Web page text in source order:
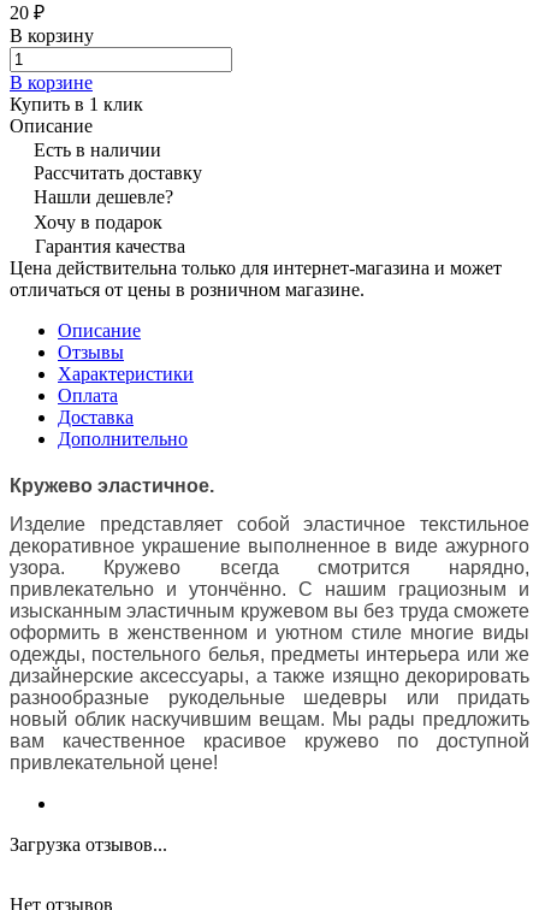
20 ₽
В корзину
В корзине
Купить в 1 клик
Описание
Есть в наличии
Рассчитать доставку
Нашли дешевле?
Хочу в подарок
Гарантия качества
Цена действительна только для интернет-магазина и может
отличаться от цены в розничном магазине.
Описание
Отзывы
Характеристики
Оплата
Доставка
Дополнительно
Кружево эластичное.
Изделие представляет собой эластичное текстильное
декоративное украшение выполненное в виде ажурного
узора. Кружево всегда смотрится нарядно,
привлекательно и утончённо. С нашим грациозным и
изысканным эластичным кружевом вы без труда сможете
оформить в женственном и уютном стиле многие виды
одежды, постельного белья, предметы интерьера или же
дизайнерские аксессуары, а также изящно декорировать
разнообразные рукодельные шедевры или придать
новый облик наскучившим вещам. Мы рады предложить
вам качественное красивое кружево по доступной
привлекательной цене!
Загрузка отзывов...
Нет отзывов